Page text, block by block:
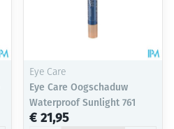
Eye Care
Eye Care Oogschaduw
Waterproof Sunlight 761
€ 21,95